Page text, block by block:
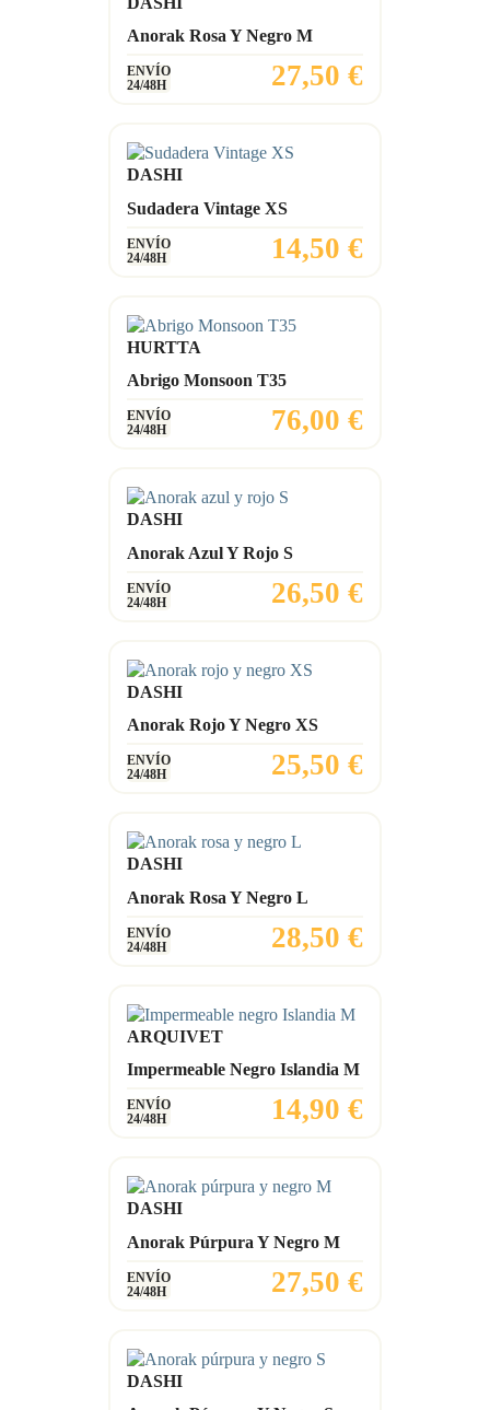
Anorak Rosa Y Negro M
ENVÍO
24/48H
Precio
27,50 €
DASHI
Sudadera Vintage XS
ENVÍO
24/48H
Precio
14,50 €
HURTTA
Abrigo Monsoon T35
ENVÍO
24/48H
Precio
76,00 €
DASHI
Anorak Azul Y Rojo S
ENVÍO
24/48H
Precio
26,50 €
DASHI
Anorak Rojo Y Negro XS
ENVÍO
24/48H
Precio
25,50 €
DASHI
Anorak Rosa Y Negro L
ENVÍO
24/48H
Precio
28,50 €
ARQUIVET
Impermeable Negro Islandia M
ENVÍO
24/48H
Precio
14,90 €
DASHI
Anorak Púrpura Y Negro M
ENVÍO
24/48H
Precio
27,50 €
DASHI